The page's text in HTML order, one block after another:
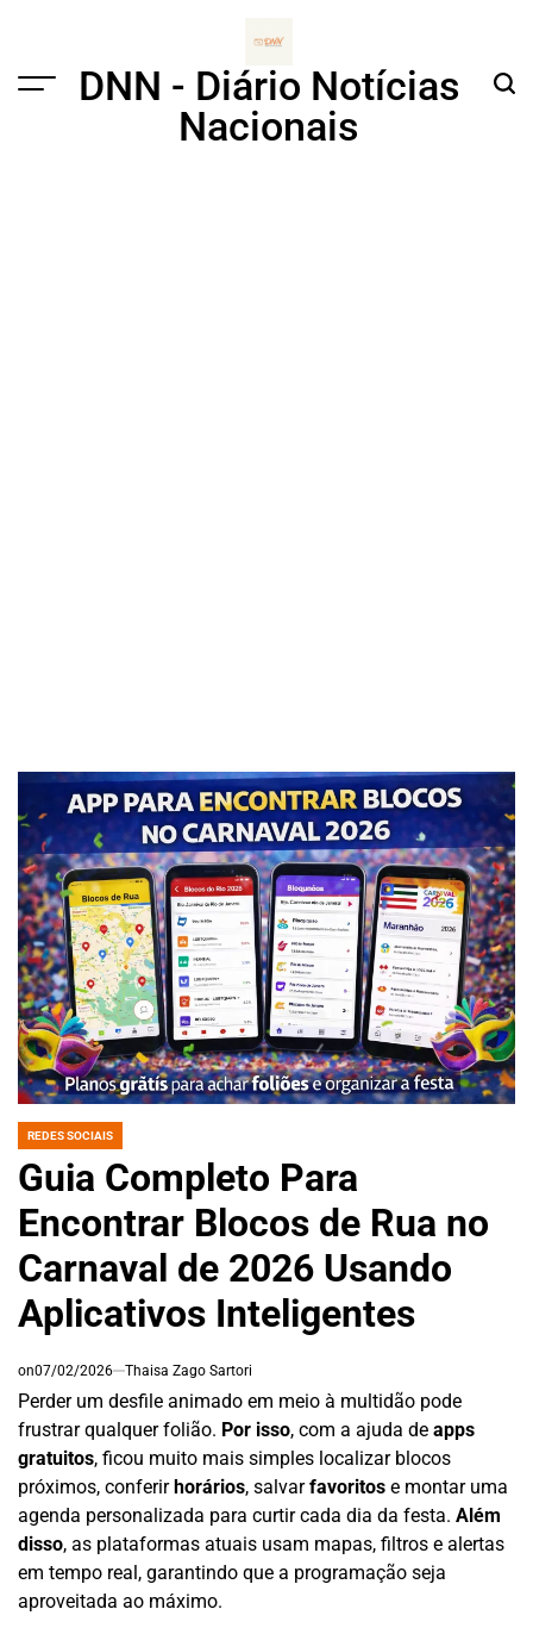
Menu
DNN - Diário Notícias
Nacionais
POSTED
REDES SOCIAIS
Guia Completo Para
Encontrar Blocos de Rua no
Carnaval de 2026 Usando
Aplicativos Inteligentes
on07/02/2026 Thaisa Zago Sartori
Perder um desfile animado em meio à multidão pode
frustrar qualquer folião. Por isso, com a ajuda de apps
gratuitos, ficou muito mais simples localizar blocos
próximos, conferirhorários, salvarfavoritos e montar uma
agenda personalizada para curtir cada dia da festa. Além
disso, as plataformas atuais usam mapas, filtros e alertas
em tempo real, garantindo que a programação seja
aproveitada ao máximo.